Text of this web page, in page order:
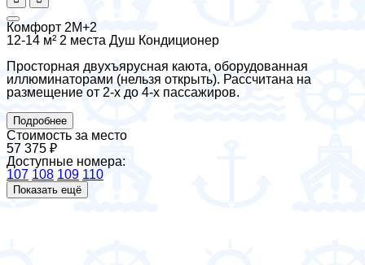
Комфорт 2М+2
12-14 м² 2 места Душ Кондиционер
Просторная двухъярусная каюта, оборудованная
иллюминаторами (нельзя открыть). Рассчитана на
размещение от 2-х до 4-х пассажиров.
Подробнее
Стоимость за место
57 375 ₽
Доступные номера:
107 108 109 110
Показать ещё